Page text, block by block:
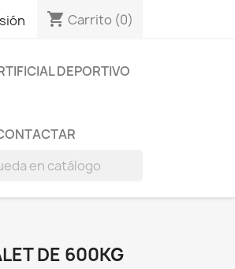
shopping_cart Carrito (0)
DEPORTIVO

DE 600KG